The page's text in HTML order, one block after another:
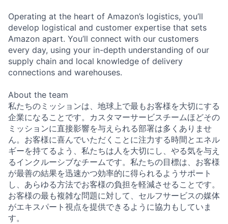
Operating at the heart of Amazon’s logistics, you’ll
develop logistical and customer expertise that sets
Amazon apart. You’ll connect with our customers
every day, using your in-depth understanding of our
supply chain and local knowledge of delivery
connections and warehouses.
About the team
私たちのミッションは、地球上で最もお客様を大切にする
企業になることです。カスタマーサービスチームほどその
ミッションに直接影響を与えられる部署は多くありませ
ん。お客様に喜んでいただくことに注力する時間とエネル
ギーを持てるよう、私たちは人を大切にし、やる気を与え
るインクルーシブなチームです。私たちの目標は、お客様
が最善の結果を迅速かつ効率的に得られるようサポート
し、あらゆる方法でお客様の負担を軽減させることです。
お客様の最も複雑な問題に対して、セルフサービスの媒体
がエキスパート視点を提供できるように協力もしていま
す。